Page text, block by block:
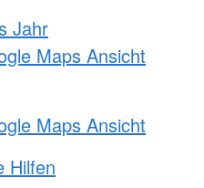
Jahr
Maps Ansicht
Maps Ansicht
Hilfen